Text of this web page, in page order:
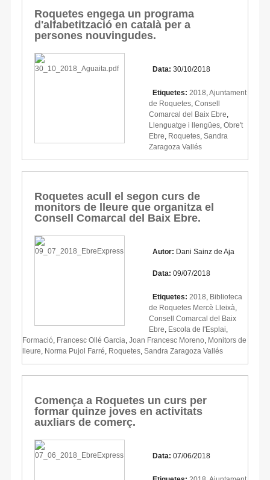
Roquetes engega un programa
d'alfabetització en català per a
persones nouvingudes.
Data: 30/10/2018
Etiquetes: 2018 Ajuntament
de Roquetes Consell
Comarcal del Baix Ebre
Llenguatge i llengües Obre't
Ebre Roquetes Sandra
Zaragoza Vallés
Roquetes acull el segon curs de
monitors de lleure que organitza el
Consell Comarcal del Baix Ebre.
Autor: Dani Sainz de Aja
Data: 09/07/2018
Etiquetes: 2018 Biblioteca
de Roquetes Mercè Lleixà
Consell Comarcal del Baix
Ebre Escola de l'Esplai
Formació Francesc Ollé Garcia Joan Francesc Moreno Monitors de
lleure Norma Pujol Farré Roquetes Sandra Zaragoza Vallés
Comença a Roquetes un curs per
formar quinze joves en activitats
auxliars de comerç.
Data: 07/06/2018